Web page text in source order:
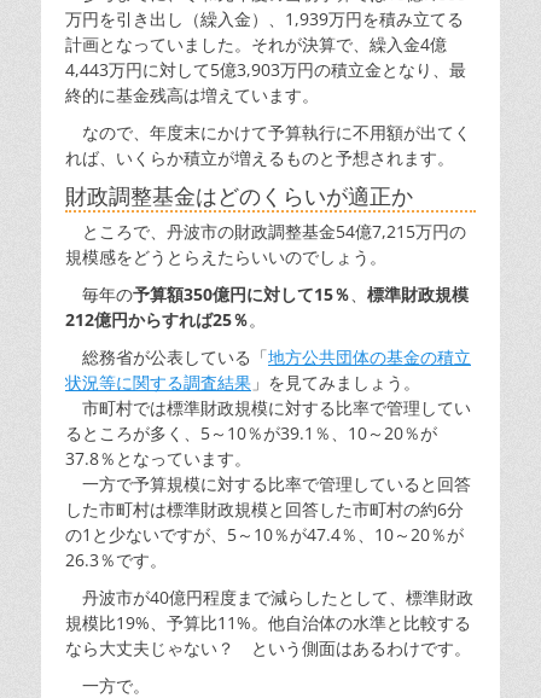
万円を引き出し（繰入金）、1,939万円を積み立てる
計画となっていました。それが決算で、繰入金4億
4,443万円に対して5億3,903万円の積立金となり、最
終的に基金残高は増えています。
なので、年度末にかけて予算執行に不用額が出てく
れば、いくらか積立が増えるものと予想されます。
財政調整基金はどのくらいが適正か
ところで、丹波市の財政調整基金54億7,215万円の
規模感をどうとらえたらいいのでしょう。
毎年の予算額350億円に対して15％
標準財政規模
212億円からすれば25％。
総務省が公表している「地方公共団体の基金の積立
状況等に関する調査結果 」を見てみましょう。
市町村では標準財政規模に対する比率で管理してい
るところが多く、5～10％が39.1％、10～20％が
37.8％となっています。
一方で予算規模に対する比率で管理していると回答
した市町村は標準財政規模と回答した市町村の約6分
の1と少ないですが、5～10％が47.4％、10～20％が
26.3％です。
丹波市が40億円程度まで減らしたとして、標準財政
規模比19%、予算比11%。他自治体の水準と比較する
なら大丈夫じゃない？ という側面はあるわけです。
一方で。